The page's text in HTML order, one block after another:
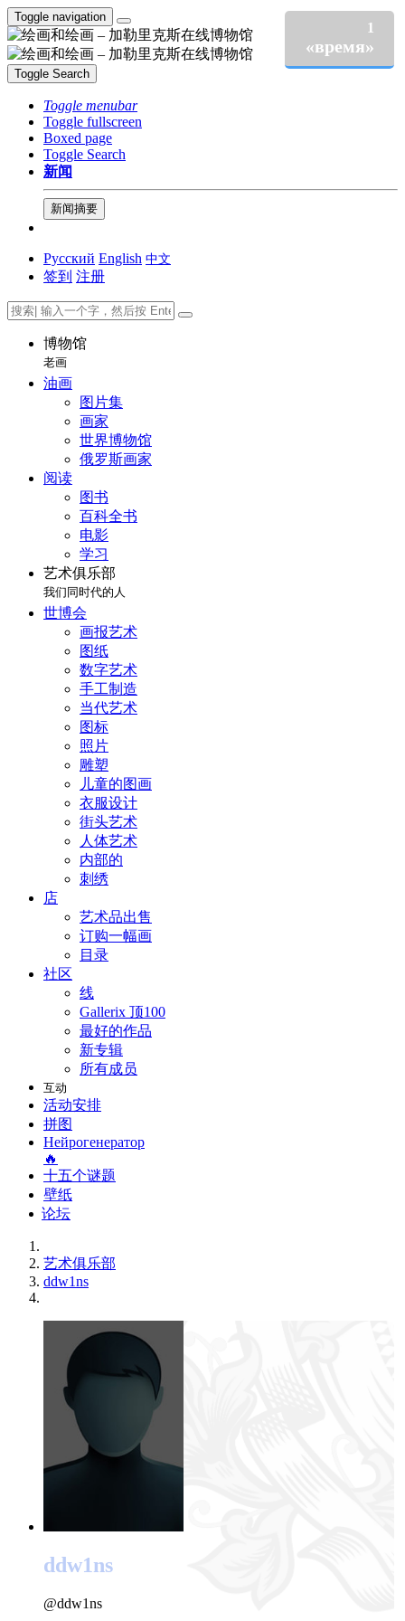
Toggle navigation
Toggle Search
Toggle menubar
Toggle fullscreen
Boxed page
Toggle Search
新闻
新闻摘要
Русский English 中文
签到 注册
博物馆
老画
油画
图片集
画家
世界博物馆
俄罗斯画家
阅读
图书
百科全书
电影
学习
艺术俱乐部
我们同时代的人
世博会
画报艺术
图纸
数字艺术
手工制造
当代艺术
图标
照片
雕塑
儿童的图画
衣服设计
街头艺术
人体艺术
内部的
刺绣
店
艺术品出售
订购一幅画
目录
社区
线
Gallerix 顶100
最好的作品
新专辑
所有成员
互动
活动安排
拼图
Нейрогенератор
🔥
十五个谜题
壁纸
论坛
艺术俱乐部
ddw1ns
ddw1ns
@ddw1ns
1
«время»